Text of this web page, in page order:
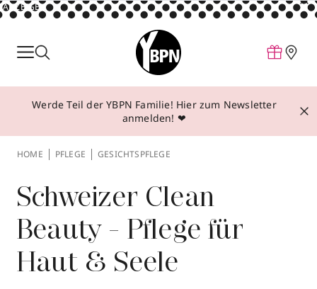
ANZEIGE
Parfum
Make-up
Behandlungen
Über YBPN
Aktionen
Storefinder
Werde Teil der YBPN Familie! Hier zum Newsletter
anmelden! ❤
HOME PFLEGE GESICHTSPFLEGE
Schweizer Clean
Beauty - Pflege für
Haut & Seele